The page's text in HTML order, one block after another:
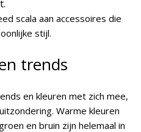
scala aan accessoires die
stijl.
trends
en kleuren met zich mee,
Warme kleuren
en bruin zijn helemaal in